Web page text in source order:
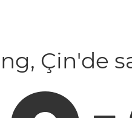
Çin'de